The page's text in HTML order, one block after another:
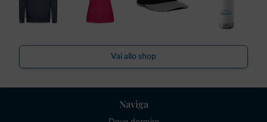
Vai allo shop
Naviga